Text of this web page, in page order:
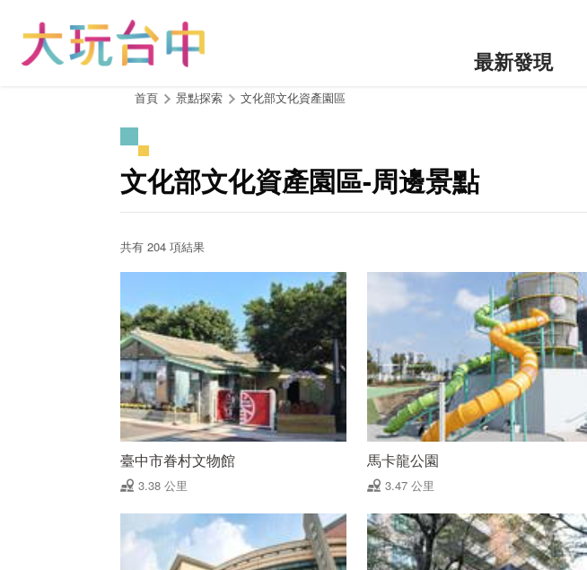
最新發現
首頁 景點探索 文化部文化資產園區
文化部文化資產園區-周邊景點
共有 204 項結果
臺中市眷村文物館
3.38 公里
馬卡龍公園
3.47 公里